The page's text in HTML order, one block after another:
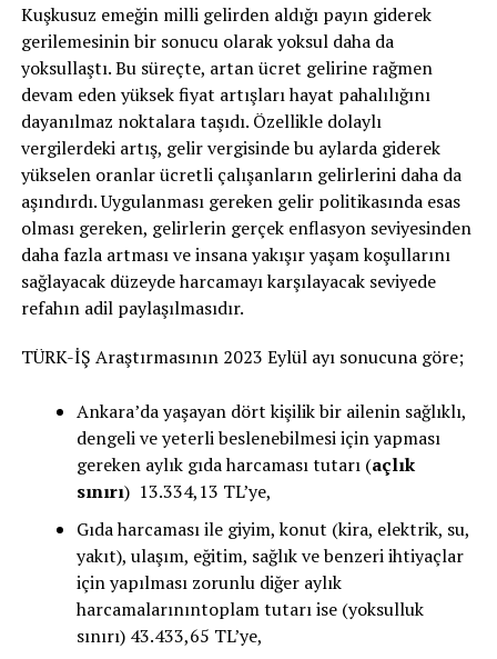
Kuşkusuz emeğin milli gelirden aldığı payın giderek
gerilemesinin bir sonucu olarak yoksul daha da
yoksullaştı. Bu süreçte, artan ücret gelirine rağmen
devam eden yüksek fiyat artışları hayat pahalılığını
dayanılmaz noktalara taşıdı. Özellikle dolaylı
vergilerdeki artış, gelir vergisinde bu aylarda giderek
yükselen oranlar ücretli çalışanların gelirlerini daha da
aşındırdı. Uygulanması gereken gelir politikasında esas
olması gereken, gelirlerin gerçek enflasyon seviyesinden
daha fazla artması ve insana yakışır yaşam koşullarını
sağlayacak düzeyde harcamayı karşılayacak seviyede
refahın adil paylaşılmasıdır.
TÜRK-İŞ Araştırmasının 2023 Eylül ayı sonucuna göre;
Ankara’da yaşayan dört kişilik bir ailenin sağlıklı,
dengeli ve yeterli beslenebilmesi için yapması
gereken aylık gıda harcaması tutarı (açlık
sınırı) 13.334,13 TL’ye,
Gıda harcaması ile giyim, konut (kira, elektrik, su,
yakıt), ulaşım, eğitim, sağlık ve benzeri ihtiyaçlar
için yapılması zorunlu diğer aylık
harcamalarınıntoplam tutarı ise (yoksulluk
sınırı) 43.433,65 TL’ye,